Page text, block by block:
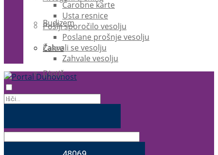
Budizem
Čakre
Djotiš
Feng Shui
Čarobne karte
Usta resnice
Pošlji sporočilo vesolju
Poslane prošnje vesolju
Zahvali se vesolju
Zahvale vesolju